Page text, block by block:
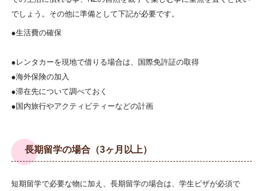
でしょう。その他に準備として下記が必要です。
●生活費の確保
●レンタカーを現地で借りる場合は、国際免許証の取得
●海外保険の加入
●滞在先について調べておく
●国内旅行やアクティビティーなどの計画
長期留学の場合（3ヶ月以上）
短期留学で必要な物に加え、長期留学の場合は、学生ビザが必須で